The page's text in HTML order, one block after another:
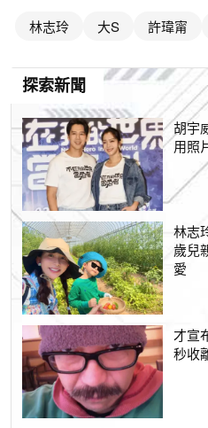
林志玲 大S 許瑋甯
探索新聞
胡宇
用照
林志
歲兒
愛
才宣
秒收